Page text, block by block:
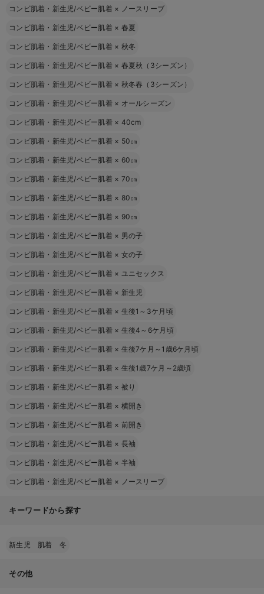
コンビ肌着・新生児/ベビー肌着 × ノースリーブ
コンビ肌着・新生児/ベビー肌着 × 春夏
コンビ肌着・新生児/ベビー肌着 × 秋冬
コンビ肌着・新生児/ベビー肌着 × 春夏秋（3シーズン）
コンビ肌着・新生児/ベビー肌着 × 秋冬春（3シーズン）
コンビ肌着・新生児/ベビー肌着 × オールシーズン
コンビ肌着・新生児/ベビー肌着 × 40cm
コンビ肌着・新生児/ベビー肌着 × 50㎝
コンビ肌着・新生児/ベビー肌着 × 60㎝
コンビ肌着・新生児/ベビー肌着 × 70㎝
コンビ肌着・新生児/ベビー肌着 × 80㎝
コンビ肌着・新生児/ベビー肌着 × 90㎝
コンビ肌着・新生児/ベビー肌着 × 男の子
コンビ肌着・新生児/ベビー肌着 × 女の子
コンビ肌着・新生児/ベビー肌着 × ユニセックス
コンビ肌着・新生児/ベビー肌着 × 新生児
コンビ肌着・新生児/ベビー肌着 × 生後1～3ケ月頃
コンビ肌着・新生児/ベビー肌着 × 生後4～6ケ月頃
コンビ肌着・新生児/ベビー肌着 × 生後7ケ月～1歳6ケ月頃
コンビ肌着・新生児/ベビー肌着 × 生後1歳7ケ月～2歳頃
コンビ肌着・新生児/ベビー肌着 × 被り
コンビ肌着・新生児/ベビー肌着 × 横開き
コンビ肌着・新生児/ベビー肌着 × 前開き
コンビ肌着・新生児/ベビー肌着 × 長袖
コンビ肌着・新生児/ベビー肌着 × 半袖
コンビ肌着・新生児/ベビー肌着 × ノースリーブ
キーワードから探す
新生児 肌着 冬
その他